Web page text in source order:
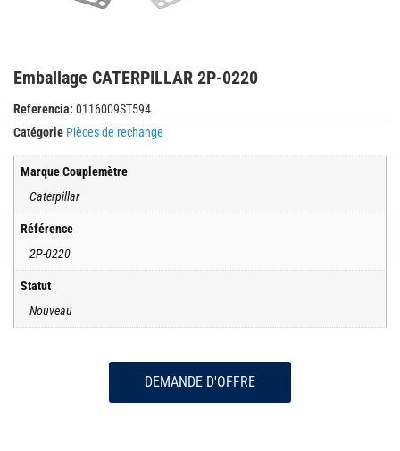
Emballage CATERPILLAR 2P-0220
Referencia: 0116009ST594
Catégorie Pièces de rechange
Marque Couplemètre
Caterpillar
Référence
2P-0220
Statut
Nouveau
DEMANDE D'OFFRE